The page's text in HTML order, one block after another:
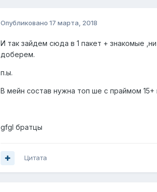
Опубликовано 17 марта, 2018
И так зайдем сюда в 1 пакет + знакомые
доберем.
п.ы.
В мейн состав нужна топ ше с праймом
gfgl братцы
Цитата